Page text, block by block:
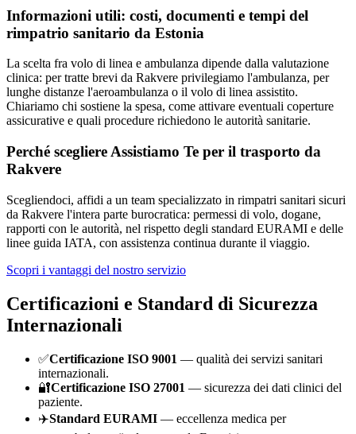
Informazioni utili: costi, documenti e tempi del
rimpatrio sanitario da Estonia
La scelta fra volo di linea e ambulanza dipende dalla valutazione
clinica: per tratte brevi da Rakvere privilegiamo l'ambulanza, per
lunghe distanze l'aeroambulanza o il volo di linea assistito.
Chiariamo chi sostiene la spesa, come attivare eventuali coperture
assicurative e quali procedure richiedono le autorità sanitarie.
Perché scegliere Assistiamo Te per il trasporto da
Rakvere
Scegliendoci, affidi a un team specializzato in rimpatri sanitari sicuri
da Rakvere l'intera parte burocratica: permessi di volo, dogane,
rapporti con le autorità, nel rispetto degli standard EURAMI e delle
linee guida IATA, con assistenza continua durante il viaggio.
Scopri i vantaggi del nostro servizio
Certificazioni e Standard di Sicurezza
Internazionali
✅Certificazione ISO 9001 — qualità dei servizi sanitari
internazionali.
🔐Certificazione ISO 27001 — sicurezza dei dati clinici del
paziente.
✈️Standard EURAMI — eccellenza medica per